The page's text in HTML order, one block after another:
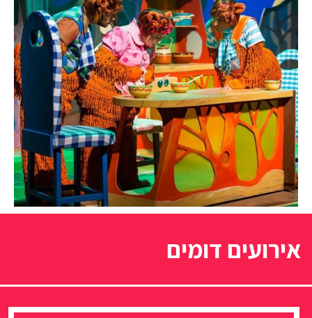
אירועים דומים